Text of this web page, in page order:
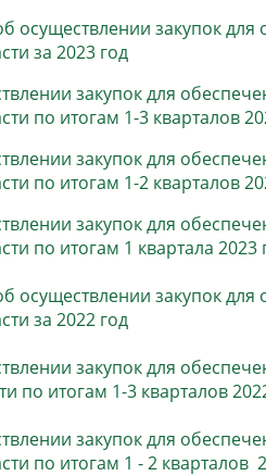
осуществлении закупок
за 2023 год
закупок для
по итогам 1-3 кварталов
закупок для
по итогам 1-2 кварталов
закупок для
по итогам 1 квартала 2023
осуществлении закупок
за 2022 год
закупок для
по итогам 1-3 кварталов
закупок для
по итогам 1 - 2 кварталов